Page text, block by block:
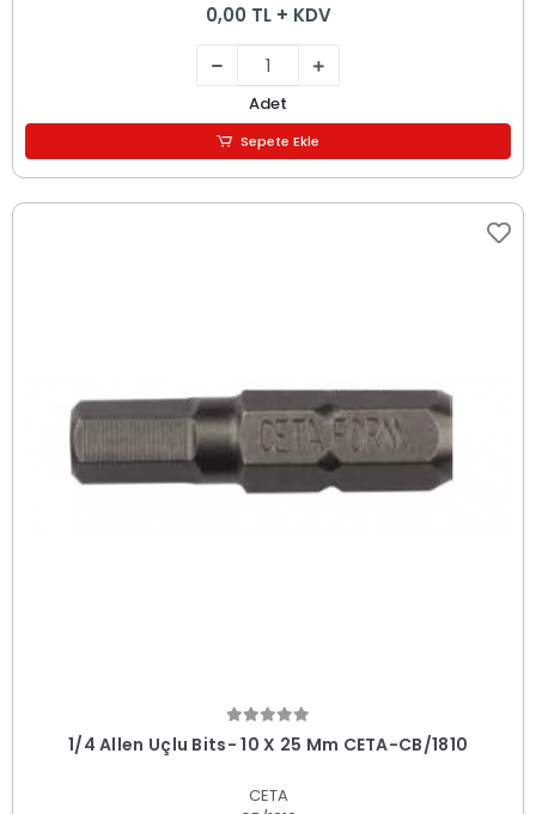
0,00 TL + KDV
Adet
Sepete Ekle
Sepete Ekle
1/4 Allen Uçlu Bits- 10 X 25 Mm CETA-CB/1810
CETA